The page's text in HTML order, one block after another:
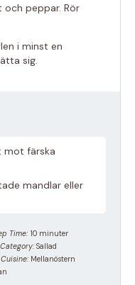
peppar. Rör
i minst en
sig.
mot färska
mandlar eller
Time: 10 minuter
Category: Sallad
Cuisine: Mellanöstern